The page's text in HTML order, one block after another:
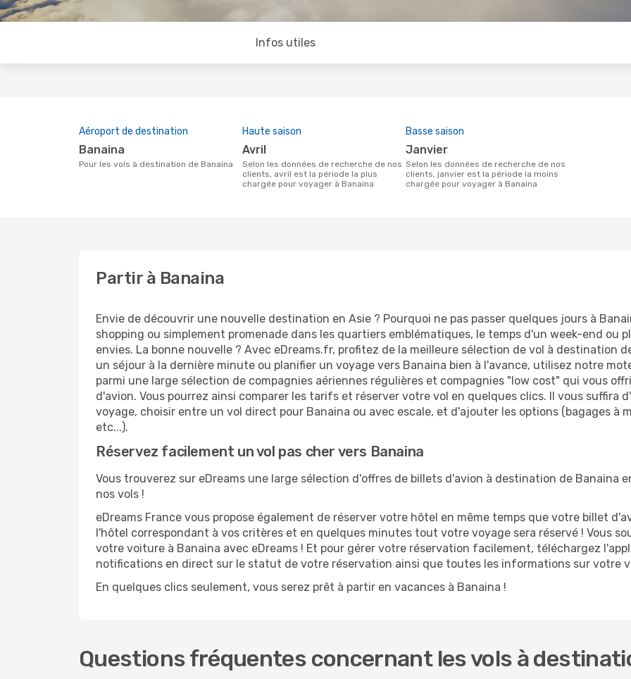
Infos utiles
Aéroport de destination
Banaina
Pour les vols à destination de Banaina
Haute saison
avril
Selon les données de recherche de nos
clients, avril est la période la plus
chargée pour voyager à Banaina
Basse saison
janvier
Selon les données de recherche de nos
clients, janvier est la période la moins
chargée pour voyager à Banaina
Partir à Banaina
Envie de découvrir une nouvelle destination en Asie ? Pourquoi ne pas passer quelques jours à
shopping ou simplement promenade dans les quartiers emblématiques, le temps d'un week-end ou
envies. La bonne nouvelle ? Avec eDreams.fr, profitez de la meilleure sélection de vol à destination
un séjour à la dernière minute ou planifier un voyage vers Banaina bien à l'avance, utilisez notre
parmi une large sélection de compagnies aériennes régulières et compagnies "low cost" qui vous
d'avion. Vous pourrez ainsi comparer les tarifs et réserver votre vol en quelques clics. Il vous suffira
voyage, choisir entre un vol direct pour Banaina ou avec escale, et d'ajouter les options (bagages à
etc...).
Réservez facilement un vol pas cher vers Banaina
Vous trouverez sur eDreams une large sélection d'offres de billets d'avion à destination de Banaina
nos vols !
eDreams France vous propose également de réserver votre hôtel en même temps que votre billet
l'hôtel correspondant à vos critères et en quelques minutes tout votre voyage sera réservé ! Vous
votre voiture à Banaina avec eDreams ! Et pour gérer votre réservation facilement, téléchargez
notifications en direct sur le statut de votre réservation ainsi que toutes les informations sur votre
En quelques clics seulement, vous serez prêt à partir en vacances à Banaina !
Questions fréquentes concernant les vols à